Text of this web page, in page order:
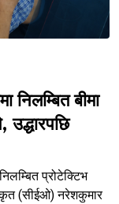
निलम्बित बीमा
उद्धारपछि
प्रोटेक्टिभ
(सीईओ) नरेशकुमार